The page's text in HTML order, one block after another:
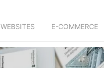
WEBSITES E-COMMERCE